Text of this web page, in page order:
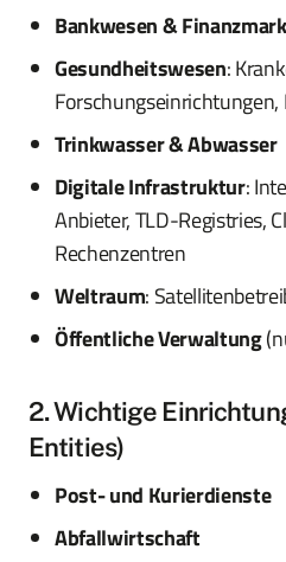
Bankwesen &
Gesundheitswesen:
Forschungseinrichtungen,
Trinkwasser & Abwasser
Digitale Infrastruktur:
Anbieter, TLD-Registries,
Rechenzentren
Weltraum:
Öffentliche Verwaltung
2. Wichtige
Entities)
Post- und Kurierdienste
Abfallwirtschaft